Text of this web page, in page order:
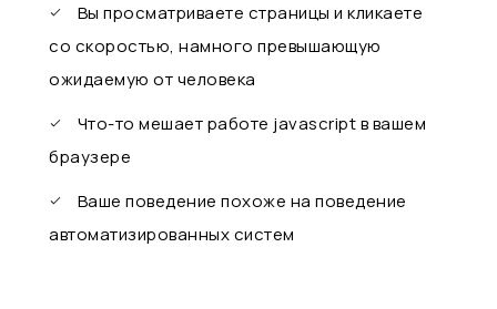
Вы просматриваете страницы и кликаете
со скоростью, намного превышающую
ожидаемую от человека
Что-то мешает работе javascript в вашем
браузере
Ваше поведение похоже на поведение
автоматизированных систем